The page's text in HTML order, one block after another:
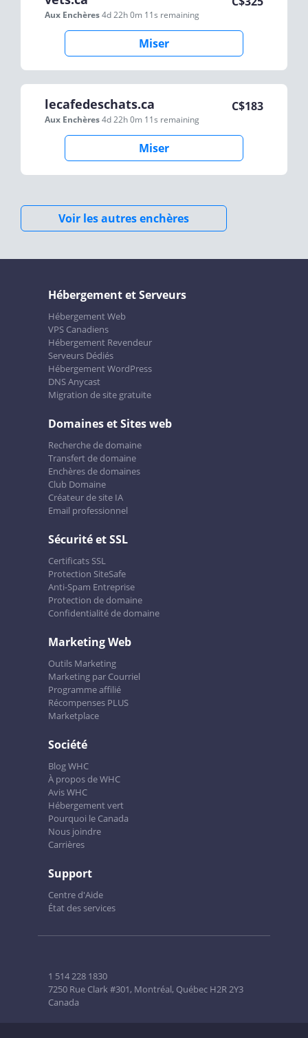
Aux Enchères4d 22h 0m 11s remaining
Miser
lecafedeschats.ca
Aux Enchères4d 22h 0m 11s remaining
C$183
Miser
Voir les autres enchères
Hébergement et Serveurs
Hébergement Web
VPS Canadiens
Hébergement Revendeur
Serveurs Dédiés
Hébergement WordPress
DNS Anycast
Migration de site gratuite
Domaines et Sites web
Recherche de domaine
Transfert de domaine
Enchères de domaines
Club Domaine
Créateur de site IA
Email professionnel
Sécurité et SSL
Certificats SSL
Protection SiteSafe
Anti-Spam Entreprise
Protection de domaine
Confidentialité de domaine
Marketing Web
Outils Marketing
Marketing par Courriel
Programme affilié
Récompenses PLUS
Marketplace
Société
Blog WHC
À propos de WHC
Avis WHC
Hébergement vert
Pourquoi le Canada
Nous joindre
Carrières
Support
Centre d'Aide
État des services
1 514 228 1830
7250 Rue Clark #301, Montréal, Québec H2R 2Y3
Canada